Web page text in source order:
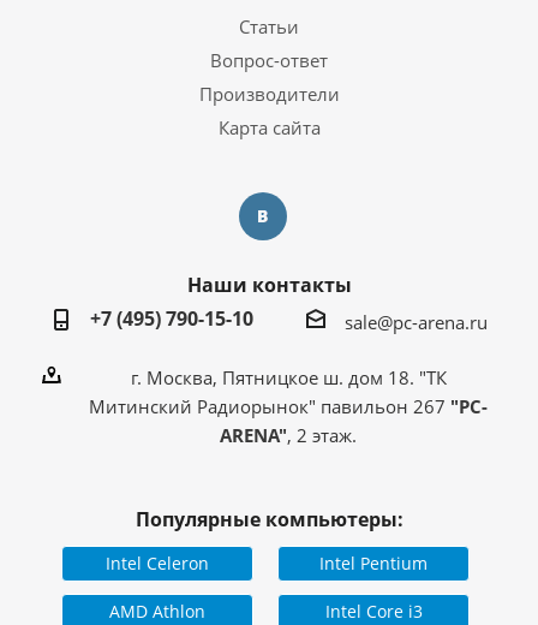
Статьи
Вопрос-ответ
Производители
Карта сайта
Наши контакты
+7 (495) 790-15-10
sale@pc-arena.ru
г. Москва, Пятницкое ш. дом 18. "ТК
Митинский Радиорынок" павильон 267 "PC-
ARENA", 2 этаж.
Популярные компьютеры:
Intel Celeron Intel Pentium
AMD Athlon Intel Core i3